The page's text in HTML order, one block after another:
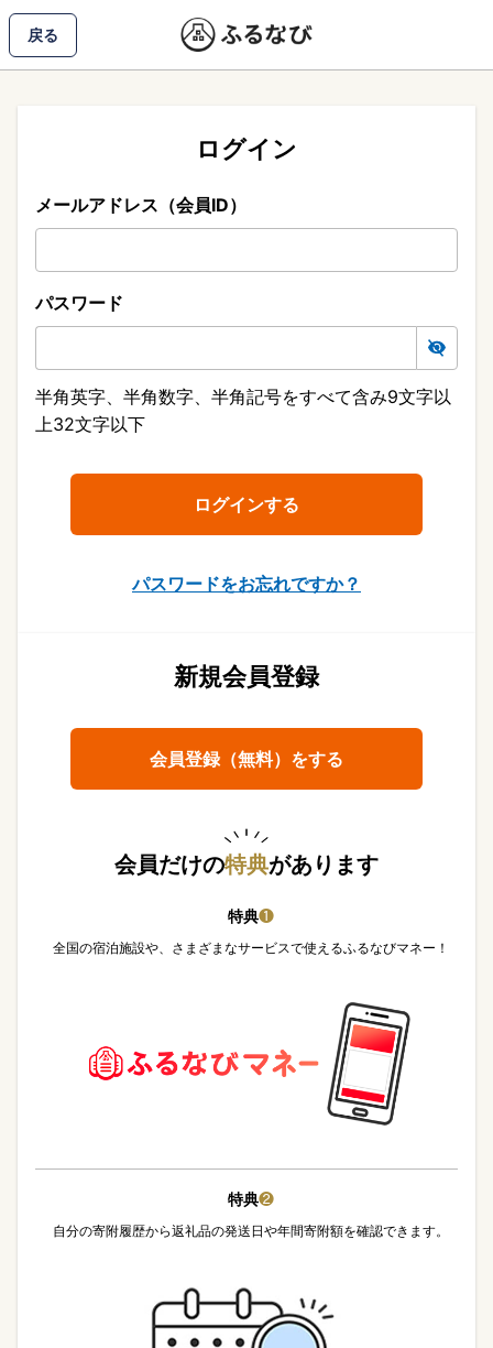
戻る
ログイン
メールアドレス（会員ID）
パスワード
半角英字、半角数字、半角記号をすべて含み9文字以
上32文字以下
パスワードをお忘れですか？
新規会員登録
会員登録（無料）をする
会員だけの特典があります
特典❶
全国の宿泊施設や、さまざまなサービスで使えるふるなびマネー！
特典❷
自分の寄附履歴から返礼品の発送日や年間寄附額を確認できます。